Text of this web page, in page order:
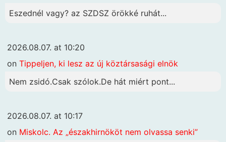
Eszednél vagy? az SZDSZ örökké ruhát...
2026.08.07. at 10:20
on Tippeljen, ki lesz az új köztársasági elnök
Nem zsidó.Csak szólok.De hát miért pont...
2026.08.07. at 10:17
on Miskolc. Az „északhirnököt nem olvassa senki”